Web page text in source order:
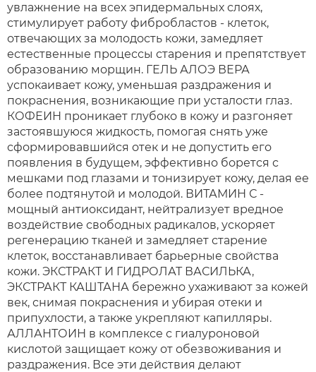
увлажнение на всех эпидермальных слоях,
стимулирует работу фибробластов - клеток,
отвечающих за молодость кожи, замедляет
естественные процессы старения и препятствует
образованию морщин. ГЕЛЬ АЛОЭ ВЕРА
успокаивает кожу, уменьшая раздражения и
покраснения, возникающие при усталости глаз.
КОФЕИН проникает глубоко в кожу и разгоняет
застоявшуюся жидкость, помогая снять уже
сформировавшийся отек и не допустить его
появления в будущем, эффективно борется с
мешками под глазами и тонизирует кожу, делая ее
более подтянутой и молодой. ВИТАМИН С -
мощный антиоксидант, нейтрализует вредное
воздействие свободных радикалов, ускоряет
регенерацию тканей и замедляет старение
клеток, восстанавливает барьерные свойства
кожи. ЭКСТРАКТ И ГИДРОЛАТ ВАСИЛЬКА,
ЭКСТРАКТ КАШТАНА бережно ухаживают за кожей
век, снимая покраснения и убирая отеки и
припухлости, а также укрепляют капилляры.
АЛЛАНТОИН в комплексе с гиалуроновой
кислотой защищает кожу от обезвоживания и
раздражения. Все эти действия делают